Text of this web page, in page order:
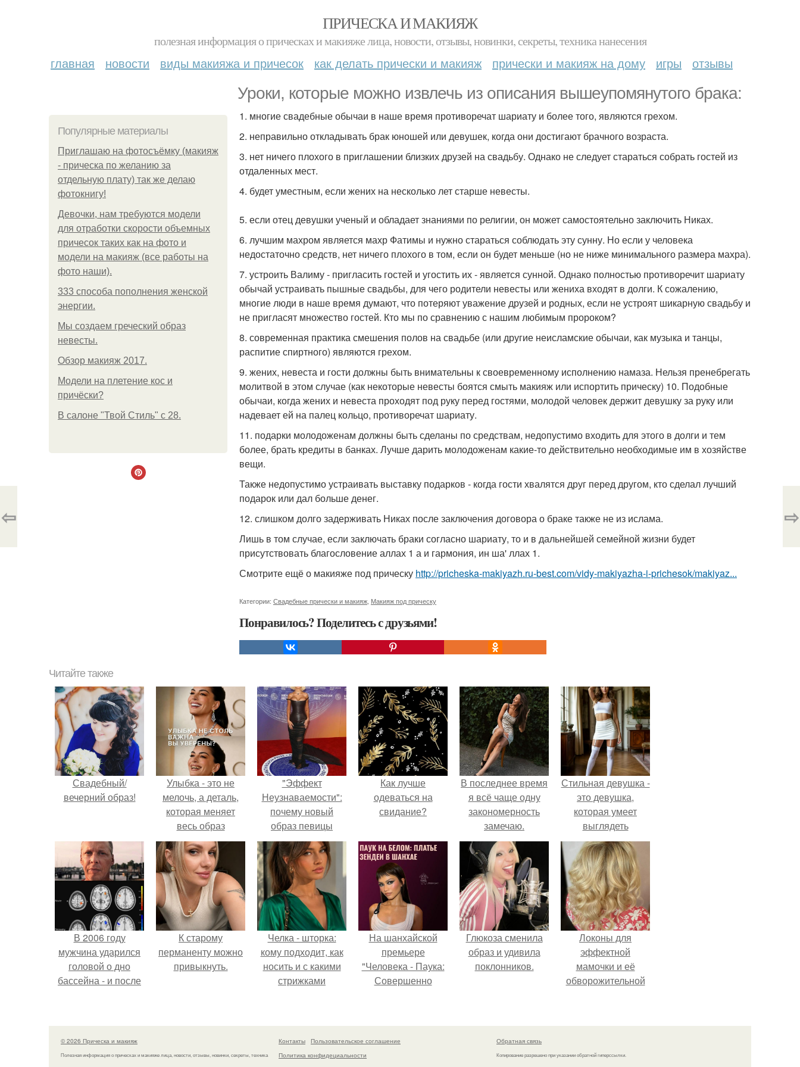
ПРИЧЕСКА И МАКИЯЖ
полезная информация о прическах и макияже лица, новости, отзывы, новинки, секреты, техника нанесения
главная новости виды макияжа и причесок как делать прически и макияж прически и макияж на дому игры отзывы
Уроки, которые можно извлечь из описания вышеупомянутого брака:
Популярные материалы
Приглашаю на фотосъёмку (макияж
- прическа по желанию за
отдельную плату) так же делаю
фотокнигу!
Девочки, нам требуются модели
для отработки скорости объемных
причесок таких как на фото и
модели на макияж (все работы на
фото наши).
333 способа пополнения женской
энергии.
Мы создаем греческий образ
невесты.
Обзор макияж 2017.
Модели на плетение кос и
причёски?
В салоне "Твой Стиль" с 28.
1. многие свадебные обычаи в наше время противоречат шариату и более того, являются грехом.
2. неправильно откладывать брак юношей или девушек, когда они достигают брачного возраста.
3. нет ничего плохого в приглашении близких друзей на свадьбу. Однако не следует стараться собрать гостей из
отдаленных мест.
4. будет уместным, если жених на несколько лет старше невесты.
5. если отец девушки ученый и обладает знаниями по религии, он может самостоятельно заключить Никах.
6. лучшим махром является махр Фатимы и нужно стараться соблюдать эту сунну. Но если у человека
недостаточно средств, нет ничего плохого в том, если он будет меньше (но не ниже минимального размера махра).
7. устроить Валиму - пригласить гостей и угостить их - является сунной. Однако полностью противоречит шариату
обычай устраивать пышные свадьбы, для чего родители невесты или жениха входят в долги. К сожалению,
многие люди в наше время думают, что потеряют уважение друзей и родных, если не устроят шикарную свадьбу и
не пригласят множество гостей. Кто мы по сравнению с нашим любимым пророком?
8. современная практика смешения полов на свадьбе (или другие неисламские обычаи, как музыка и танцы,
распитие спиртного) являются грехом.
9. жених, невеста и гости должны быть внимательны к своевременному исполнению намаза. Нельзя пренебрегать
молитвой в этом случае (как некоторые невесты боятся смыть макияж или испортить прическу) 10. Подобные
обычаи, когда жених и невеста проходят под руку перед гостями, молодой человек держит девушку за руку или
надевает ей на палец кольцо, противоречат шариату.
11. подарки молодоженам должны быть сделаны по средствам, недопустимо входить для этого в долги и тем
более, брать кредиты в банках. Лучше дарить молодоженам какие-то действительно необходимые им в хозяйстве
вещи.
Также недопустимо устраивать выставку подарков - когда гости хвалятся друг перед другом, кто сделал лучший
подарок или дал больше денег.
12. слишком долго задерживать Никах после заключения договора о браке также не из ислама.
Лишь в том случае, если заключать браки согласно шариату, то и в дальнейшей семейной жизни будет
присутствовать благословение аллах 1 а и гармония, ин ша' ллах 1.
Смотрите ещё о макияже под прическу http://pricheska-makiyazh.ru-best.com/vidy-makiyazha-i-prichesok/makiyaz...
Категории: Свадебные прически и макияж Макияж под прическу
Понравилось? Поделитесь с друзьями!
⇦ ⇨
Читайте также
Свадебный/
вечерний образ!
Улыбка - это не
мелочь, а деталь,
которая меняет
весь образ
человека.
"Эффект
Неузнаваемости":
почему новый
образ певицы
вызвал споры о
гранях
возможного?
Как лучше
одеваться на
свидание?
В последнее время
я всё чаще одну
закономерность
замечаю.
Стильная девушка -
это девушка,
которая умеет
выглядеть
привлекательно и
элегантно в любои
ситуации.
В 2006 году
мужчина ударился
головой о дно
бассейна - и после
странным образом.
К старому
перманенту можно
привыкнуть.
Челка - шторка:
кому подходит, как
носить и с какими
стрижками
На шанхайской
премьере
"Человека - Паука:
Совершенно
просто очередной
наряд, а настоящий
артефакт высокой
Глюкоза сменила
образ и удивила
поклонников.
Локоны для
эффектной
мамочки и её
обворожительной
© 2026 Прическа и макияж
Полезная информация о прическах и макияже лица, новости, отзывы, новинки, секреты, техника
Контакты
Пользовательское соглашение
Политика конфидециальности
Обратная связь
Копирование разрешено при указании обратной гиперссылки.